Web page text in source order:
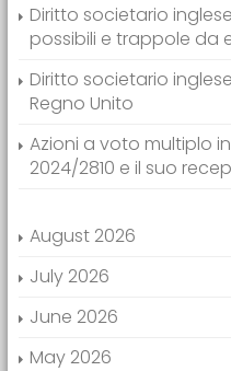
Diritto societario
possibili e trappole da
Diritto societario
Regno Unito
Azioni a voto multiplo
2024/2810 e il suo
August 2026
July 2026
June 2026
May 2026